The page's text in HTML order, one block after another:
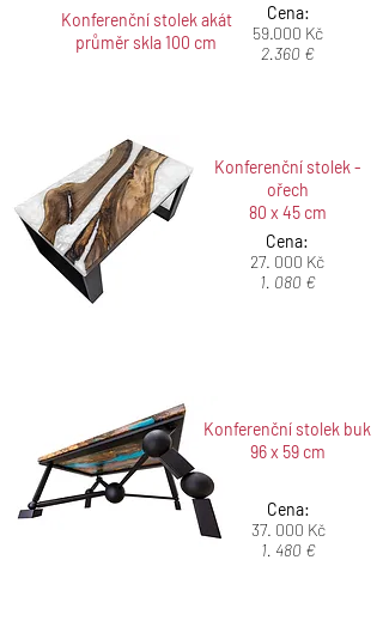
Konferenční stolek akát
průměr skla 100 cm
Cena:
59.000 Kč
2.360 €
Konferenční stolek -
ořech
80 x 45 cm
Cena:
27. 000 Kč
1. 080 €
Konferenční stolek buk
96 x 59 cm
Cena:
37. 000 Kč
1. 480 €